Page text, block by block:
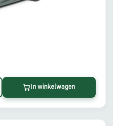
In winkelwagen